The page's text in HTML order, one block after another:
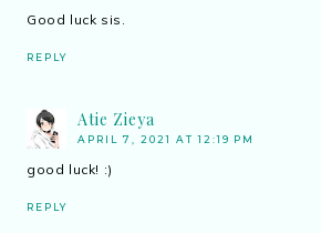
Good luck sis.
REPLY
Atie Zieya
APRIL 7, 2021 AT 12:19 PM
good luck! :)
REPLY